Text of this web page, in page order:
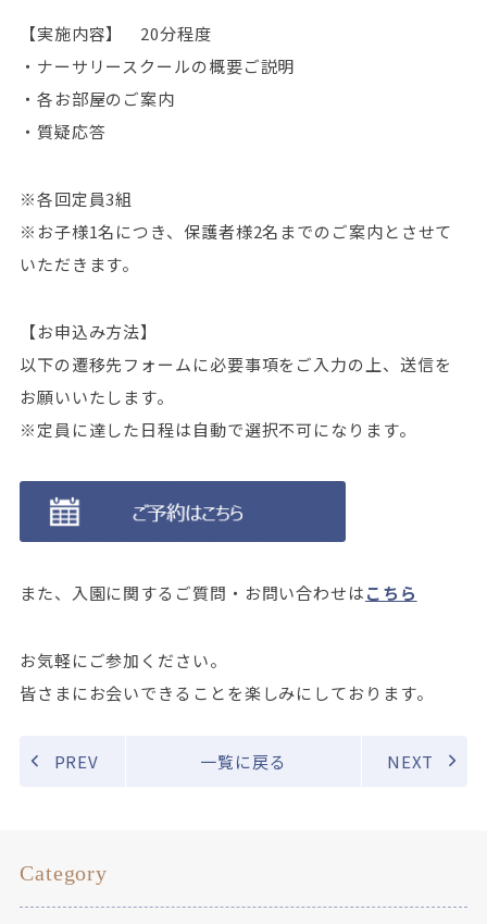
【実施内容】 20分程度
・ナーサリースクールの概要ご説明
・各お部屋のご案内
・質疑応答
※各回定員3組
※お子様1名につき、保護者様2名までのご案内とさせて
いただきます。
【お申込み方法】
以下の遷移先フォームに必要事項をご入力の上、送信を
お願いいたします。
※定員に達した日程は自動で選択不可になります。
また、入園に関するご質問・お問い合わせはこちら
お気軽にご参加ください。
皆さまにお会いできることを楽しみにしております。
PREV 一覧に戻る NEXT
Category